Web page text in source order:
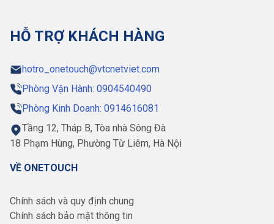
HỖ TRỢ KHÁCH HÀNG
hotro_onetouch@vtcnetviet.com
Phòng Vận Hành: 0904540490
Phòng Kinh Doanh: 0914616081
Tầng 12, Tháp B, Tòa nhà Sông Đà
18 Phạm Hùng, Phường Từ Liêm, Hà Nội
VỀ ONETOUCH
Chính sách và quy định chung
Chính sách bảo mật thông tin